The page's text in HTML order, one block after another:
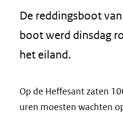
De reddingsboot
boot werd dinsdag
het eiland.
Op de Heffesant zaten
uren moesten wachten